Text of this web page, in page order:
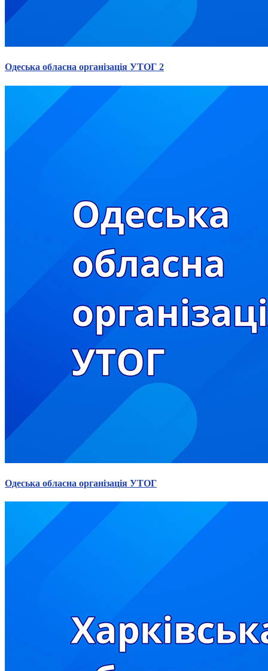
Одеська обласна організація УТОГ 2
Одеська обласна організація УТОГ